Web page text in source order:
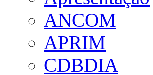
ANCOM
APRIM
CDBDIA